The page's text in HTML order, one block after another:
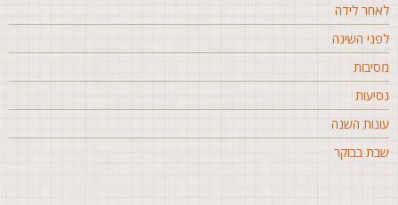
לידה
השינה
השנה
בבוקר